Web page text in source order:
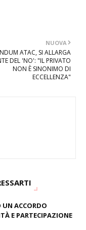
NUOVA
ATAC, SI ALLARGA
DEL 'NO': "IL PRIVATO
NON È SINONIMO DI
ECCELLENZA"
ACCORDO
E PARTECIPAZIONE